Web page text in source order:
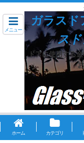
メニュー
ガラスド
ス
ドアに使用する
ホーム カテゴリ